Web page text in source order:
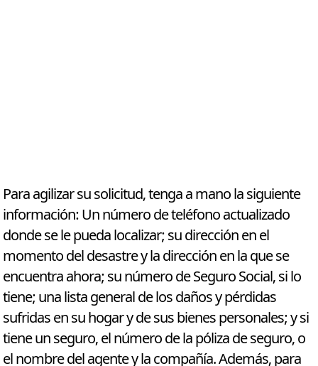
Para agilizar su solicitud, tenga a mano la siguiente
información: Un número de teléfono actualizado
donde se le pueda localizar; su dirección en el
momento del desastre y la dirección en la que se
encuentra ahora; su número de Seguro Social, si lo
tiene; una lista general de los daños y pérdidas
sufridas en su hogar y de sus bienes personales; y si
tiene un seguro, el número de la póliza de seguro, o
el nombre del agente y la compañía. Además, para